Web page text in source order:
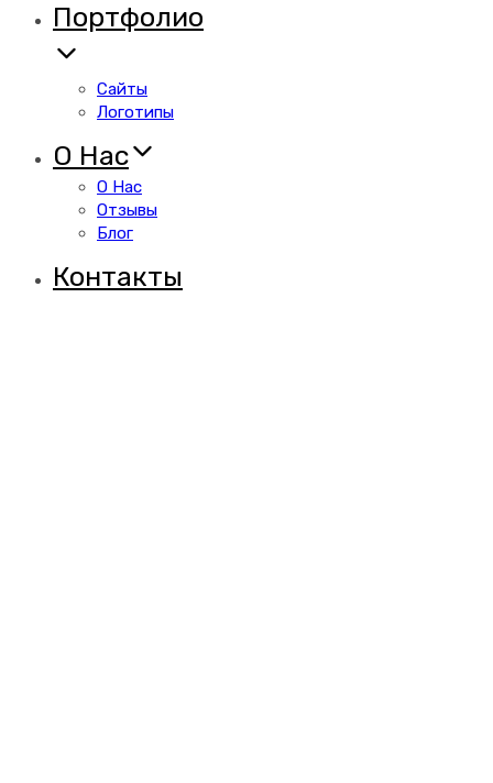
Портфолио
Сайты
Логотипы
О Нас
О Нас
Отзывы
Блог
Контакты